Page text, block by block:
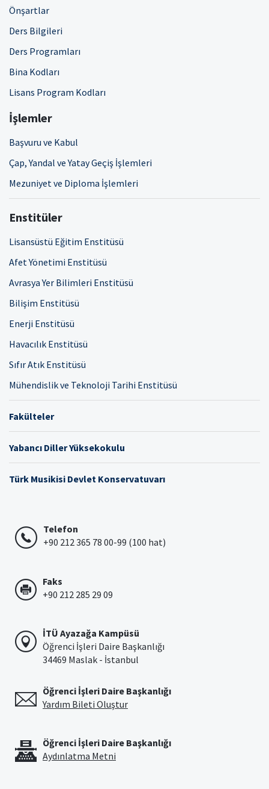
Önşartlar
Ders Bilgileri
Ders Programları
Bina Kodları
Lisans Program Kodları
İşlemler
Başvuru ve Kabul
Çap, Yandal ve Yatay Geçiş İşlemleri
Mezuniyet ve Diploma İşlemleri
Enstitüler
Lisansüstü Eğitim Enstitüsü
Afet Yönetimi Enstitüsü
Avrasya Yer Bilimleri Enstitüsü
Bilişim Enstitüsü
Enerji Enstitüsü
Havacılık Enstitüsü
Sıfır Atık Enstitüsü
Mühendislik ve Teknoloji Tarihi Enstitüsü
Fakülteler
Yabancı Diller Yüksekokulu
Türk Musikisi Devlet Konservatuvarı
Telefon
+90 212 365 78 00-99 (100 hat)
Faks
+90 212 285 29 09
İTÜ Ayazağa Kampüsü
Öğrenci İşleri Daire Başkanlığı
34469 Maslak - İstanbul
Öğrenci İşleri Daire Başkanlığı
Yardım Bileti Oluştur
Öğrenci İşleri Daire Başkanlığı
Aydınlatma Metni